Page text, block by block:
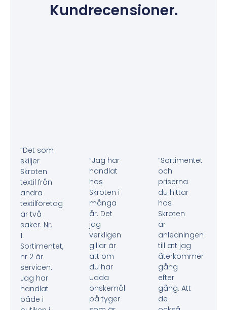
Kundrecensioner.
“Det som
skiljer
Skroten
textil från
andra
textilföretag
är två
saker. Nr.
1.
Sortimentet,
nr 2 är
servicen.
Jag har
handlat
både i
“Jag har
handlat
hos
Skroten i
många
år. Det
jag
verkligen
gillar är
att om
du har
udda
önskemål
på tyger
“Sortimentet
och
priserna
du hittar
hos
Skroten
är
anledningen
till att jag
återkommer
gång
efter
gång. Att
de